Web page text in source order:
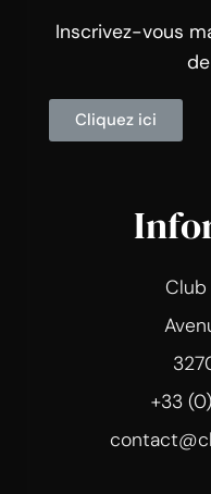
Inscrivez-vous
Cliquez ici
+33